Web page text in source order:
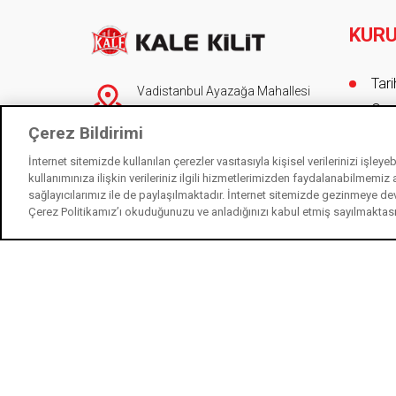
Vadistanbul Ayazağa Mahallesi
Azerbaycan Caddesi No 3F/1-E
Blok 34396 Sarıyer/İstanbul
90 (212) 705 80 00(pbx)
444 0 243
Çerez Bildirimi
İnternet sitemizde kullanılan çerezler vasıtasıyla kişisel verilerinizi
kullanımınıza ilişkin verileriniz ilgili hizmetlerimizden faydalanabilmemiz
sağlayıcılarımız ile de paylaşılmaktadır. İnternet sitemizde gezinmeye
Çerez Politikamız’ı okuduğunuzu ve anladığınızı kabul etmiş